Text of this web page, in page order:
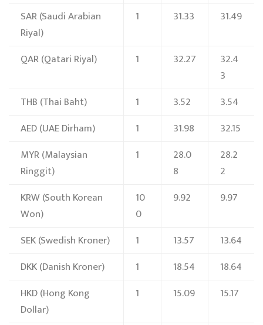
SAR(Saudi Arabian
Riyal)
1 31.33 31.49
QAR(Qatari Riyal) 1 32.27
32.4
3
THB (Thai Baht) 1 3.52
3.54
AED(UAE Dirham) 1 31.98
32.15
MYR(Malaysian
Ringgit)
1
28.0
8
28.2
2
KRW(South Korean
Won)
10
0
9.92 9.97
SEK(Swedish Kroner) 1 13.57
13.64
DKK(Danish Kroner) 1 18.54
18.64
HKD(Hong Kong
Dollar)
1 15.09 15.17